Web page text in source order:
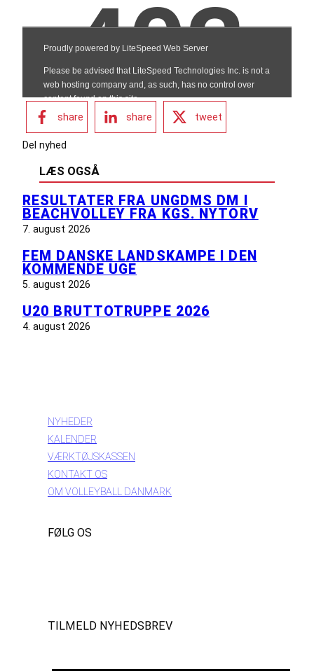
share share tweet
Del nyhed
LÆS OGSÅ
RESULTATER FRA UNGDMS DM I
BEACHVOLLEY FRA KGS. NYTORV
7. august 2026
FEM DANSKE LANDSKAMPE I DEN
KOMMENDE UGE
5. august 2026
U20 BRUTTOTRUPPE 2026
4. august 2026
NYHEDER
KALENDER
VÆRKTØJSKASSEN
KONTAKT OS
OM VOLLEYBALL DANMARK
FØLG OS
TILMELD NYHEDSBREV